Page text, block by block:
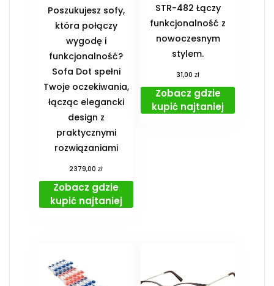
Poszukujesz sofy,
która połączy
wygodę i
funkcjonalność?
Sofa Dot spełni
Twoje oczekiwania,
łącząc elegancki
design z
praktycznymi
rozwiązaniami
2379,00zł
Zobacz gdzie
kupić najtaniej
STR-482 Łączy
funkcjonalność z
nowoczesnym
stylem.
31,00zł
Zobacz gdzie
kupić najtaniej